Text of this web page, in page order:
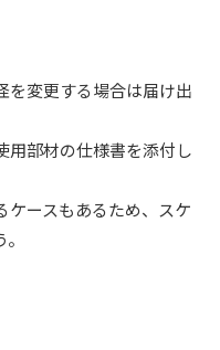
を変更する場合は届け出
用部材の仕様書を添付し
ケースもあるため、スケ